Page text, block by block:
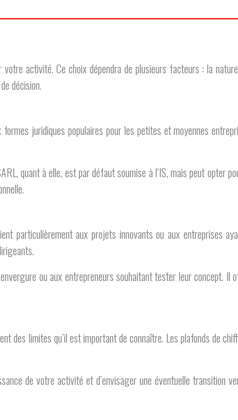
activité. Ce choix dépendra de plusieurs facteurs : la
décision.
juridiques populaires pour les petites et moyennes
quant à elle, est par défaut soumise à l’IS, mais peut opter
particulièrement aux projets innovants ou aux entreprises
ou aux entrepreneurs souhaitant tester leur concept.
des limites qu’il est important de connaître. Les plafonds de
de votre activité et d’envisager une éventuelle transition